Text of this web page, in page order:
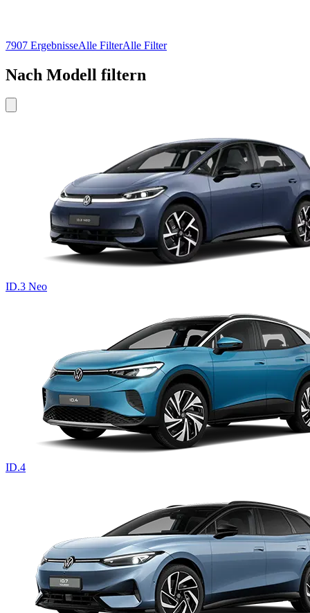
7907 ErgebnisseAlle FilterAlle Filter
7907 ErgebnisseAlle FilterAlle Filter
Nach Modell filtern
ID.3 Neo
ID.4